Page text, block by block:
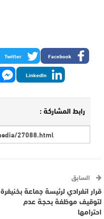
Facebook
Twitter
LinkedIn
رابط المشاركة :
السابق
قرار انفرادي لرئيسة جماعة بخنيفرة
لتوقيف موظفة بحجة عدم
احترامها